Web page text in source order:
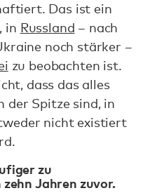
Das ist ein
, in Russland – nach
noch stärker –
zu beobachten ist.
dass das alles
der Spitze sind, in
nicht existiert
zu
Jahren zuvor.